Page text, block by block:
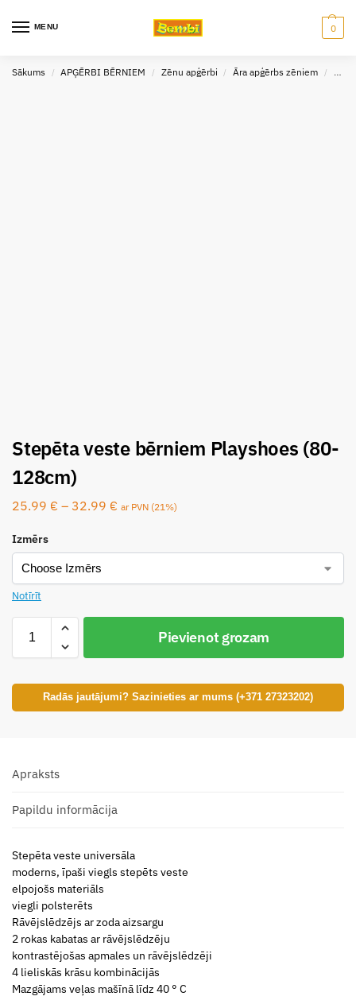
MENU 0
Sākums / APĢĒRBI BĒRNIEM / Zēnu apģērbi / Āra apģērbs zēniem /
Stepēta veste bērniem Playshoes (80-
128cm)
25.99 € – 32.99 € ar PVN (21%)
Izmērs
Notīrīt
Pievienot grozam
Radās jautājumi? Sazinieties ar mums (+371 27323202)
Apraksts
Papildu informācija
Stepēta veste universāla
moderns, īpaši viegls stepēts veste
elpojošs materiāls
viegli polsterēts
Rāvējslēdzējs ar zoda aizsargu
2 rokas kabatas ar rāvējslēdzēju
kontrastējošas apmales un rāvējslēdzēji
4 lieliskās krāsu kombinācijās
Mazgājams veļas mašīnā līdz 40 ° C